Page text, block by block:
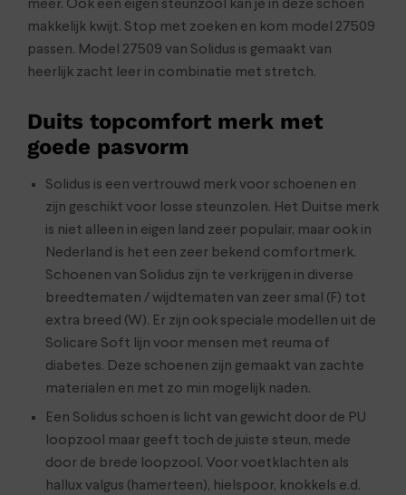
meer. Ook een eigen steunzool kan je in deze schoen
makkelijk kwijt. Stop met zoeken en kom model 27509
passen. Model 27509 van Solidus is gemaakt van
heerlijk zacht leer in combinatie met stretch.
Duits topcomfort merk met
goede pasvorm
Solidus is een vertrouwd merk voor schoenen en
zijn geschikt voor losse steunzolen. Het Duitse merk
is niet alleen in eigen land zeer populair, maar ook in
Nederland is het een zeer bekend comfortmerk.
Schoenen van Solidus zijn te verkrijgen in diverse
breedtematen / wijdtematen van zeer smal (F) tot
extra breed (W). Er zijn ook speciale modellen uit de
Solicare Soft lijn voor mensen met reuma of
diabetes. Deze schoenen zijn gemaakt van zachte
materialen en met zo min mogelijk naden.
Een Solidus schoen is licht van gewicht door de PU
loopzool maar geeft toch de juiste steun, mede
door de brede loopzool. Voor voetklachten als
hallux valgus (hamerteen), hielspoor, knokkels e.d.